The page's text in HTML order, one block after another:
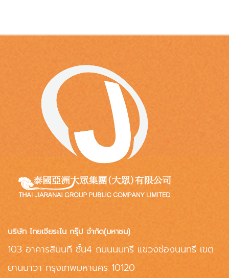
บริษัท ไทยเจียระไน กรุ๊ป จำกัด(มหาชน)
103 อาคารสินนที ชั้น4 ถนนนนทรี แขวงช่องนนทรี เขต
ยานนาวา กรุงเทพมหานคร 10120